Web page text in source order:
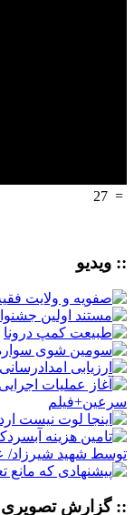
=
27
:: ویدیو
:: گزارش تصویری